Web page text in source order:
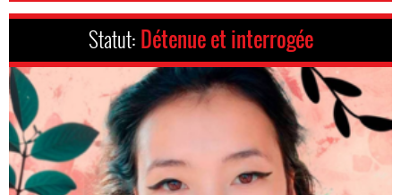
Statut: Détenue et interrogée